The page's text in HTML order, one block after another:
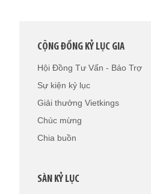
CỘNG ĐỒNG KỶ LỤC GIA
Hội Đồng Tư Vấn - Bảo Trợ
Sự kiện kỷ lục
Giải thưởng Vietkings
Chúc mừng
Chia buồn
SÀN KỶ LỤC